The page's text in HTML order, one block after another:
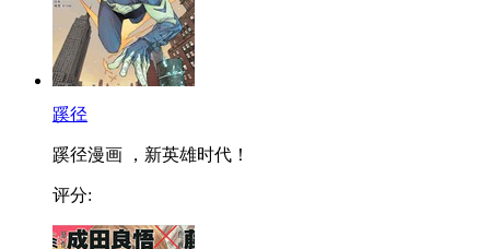
蹊径
蹊径漫画 ，新英雄时代！
评分: